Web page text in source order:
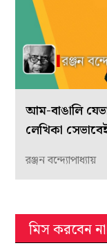
আম-বাঙালি
লেখিকা
রঞ্জন বন্দ্যোপাধ্যায়
মিস করবেন